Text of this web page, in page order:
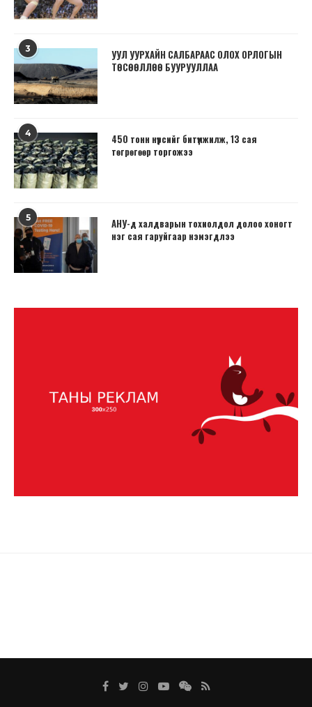
3
УУЛ УУРХАЙН САЛБАРААС ОЛОХ ОРЛОГЫН
ТӨСӨӨЛЛӨӨ БУУРУУЛЛАА
4
450 тонн нүүрсийг битүүмжилж, 13 сая
төгрөгөөр торгожээ
5
АНУ-д халдварын тохиолдол долоо хоногт
нэг сая гаруйгаар нэмэгдлээ